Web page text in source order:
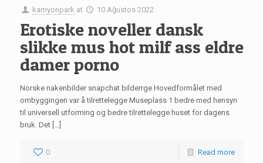
kamyonpark at 10 Ağustos 2022
Erotiske noveller dansk
slikke mus hot milf ass eldre
damer porno
Norske nakenbilder snapchat bilderrge Hovedformålet med
ombyggingen var å tilrettelegge Museplass 1 bedre med hensyn
til universell utforming og bedre tilrettelegge huset for dagens
bruk. Det […]
0 Read more